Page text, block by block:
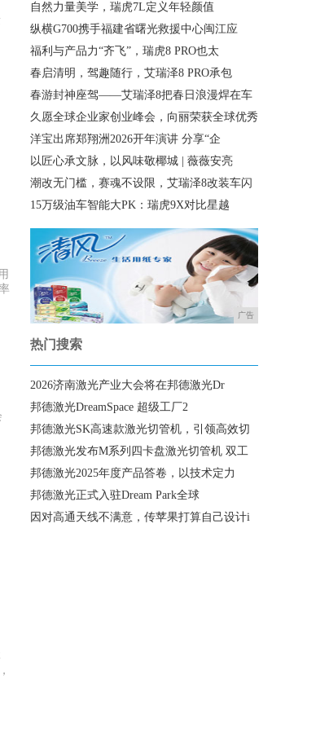
自然力量美学，瑞虎7L定义年轻颜值
纵横G700携手福建省曙光救援中心闽江应
福利与产品力“齐飞”，瑞虎8 PRO也太
春启清明，驾趣随行，艾瑞泽8 PRO承包
春游封神座驾——艾瑞泽8把春日浪漫焊在车
久愿全球企业家创业峰会，向丽荣获全球优秀
洋宝出席郑翔洲2026开年演讲 分享“企
以匠心承文脉，以风味敬椰城 | 薇薇安亮
潮改无门槛，赛魂不设限，艾瑞泽8改装车闪
15万级油车智能大PK：瑞虎9X对比星越
广告
热门搜索
2026济南激光产业大会将在邦德激光Dr
邦德激光DreamSpace 超级工厂2
邦德激光SK高速款激光切管机，引领高效切
邦德激光发布M系列四卡盘激光切管机 双工
邦德激光2025年度产品答卷，以技术定力
邦德激光正式入驻Dream Park全球
因对高通天线不满意，传苹果打算自己设计i